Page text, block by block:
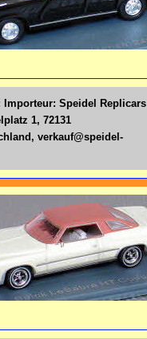
Importeur: Speidel Replicars
1, 72131
verkauf@speidel-